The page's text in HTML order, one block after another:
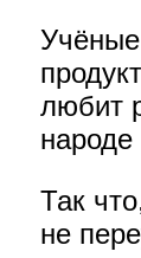
любит
народе
Так
не